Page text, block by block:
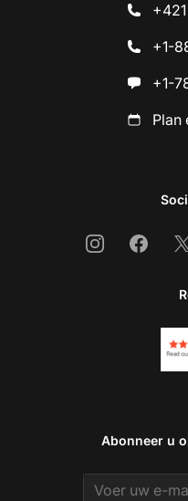
+1-
+1-
Plan
Instagram X
Abonneer u
Email address